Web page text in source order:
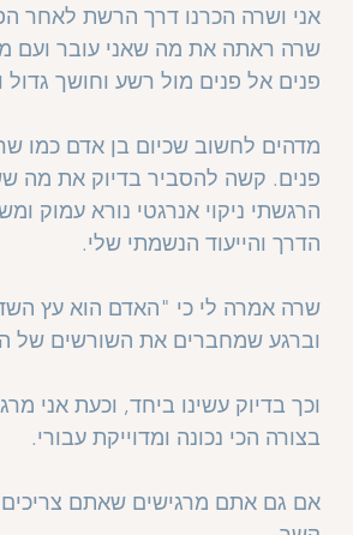
אני ושרה הכרנו דרך הרשת לאחר
שרה ראתה את מה שאני עובר ועם
פנים אל פנים מול רשע וחושך גדול
מדהים לחשוב שכיום בן אדם כמו
פנים. קשה להסביר בדיוק את מה
הרגשתי ניקוי אנרגטי נורא עמוק
הדרך והייעוד הנשמתי שלי.
שרה אמרה לי כי "האדם הוא עץ
וברגע שמחברים את השורשים של
וכך בדיוק עשינו ביחד, וכעת אני
בצורה הכי נכונה ומדוייקת עבורי.
אם גם אתם מרגישים שאתם צריכים